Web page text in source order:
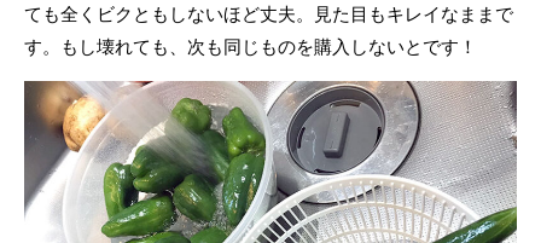
ても全くビクともしないほど丈夫。見た目もキレイなままで
す。もし壊れても、次も同じものを購入しないとです！